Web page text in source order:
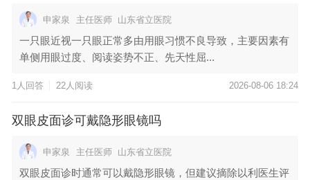
申家泉 主任医师 山东省立医院
一只眼近视一只眼正常多由用眼习惯不良导致，主要因素有
单侧用眼过度、阅读姿势不正、先天性屈...
1人回答 22人阅读 2026-08-06 18:24
双眼皮面诊可戴隐形眼镜吗
申家泉 主任医师 山东省立医院
双眼皮面诊时通常可以戴隐形眼镜，但建议摘除以利医生评